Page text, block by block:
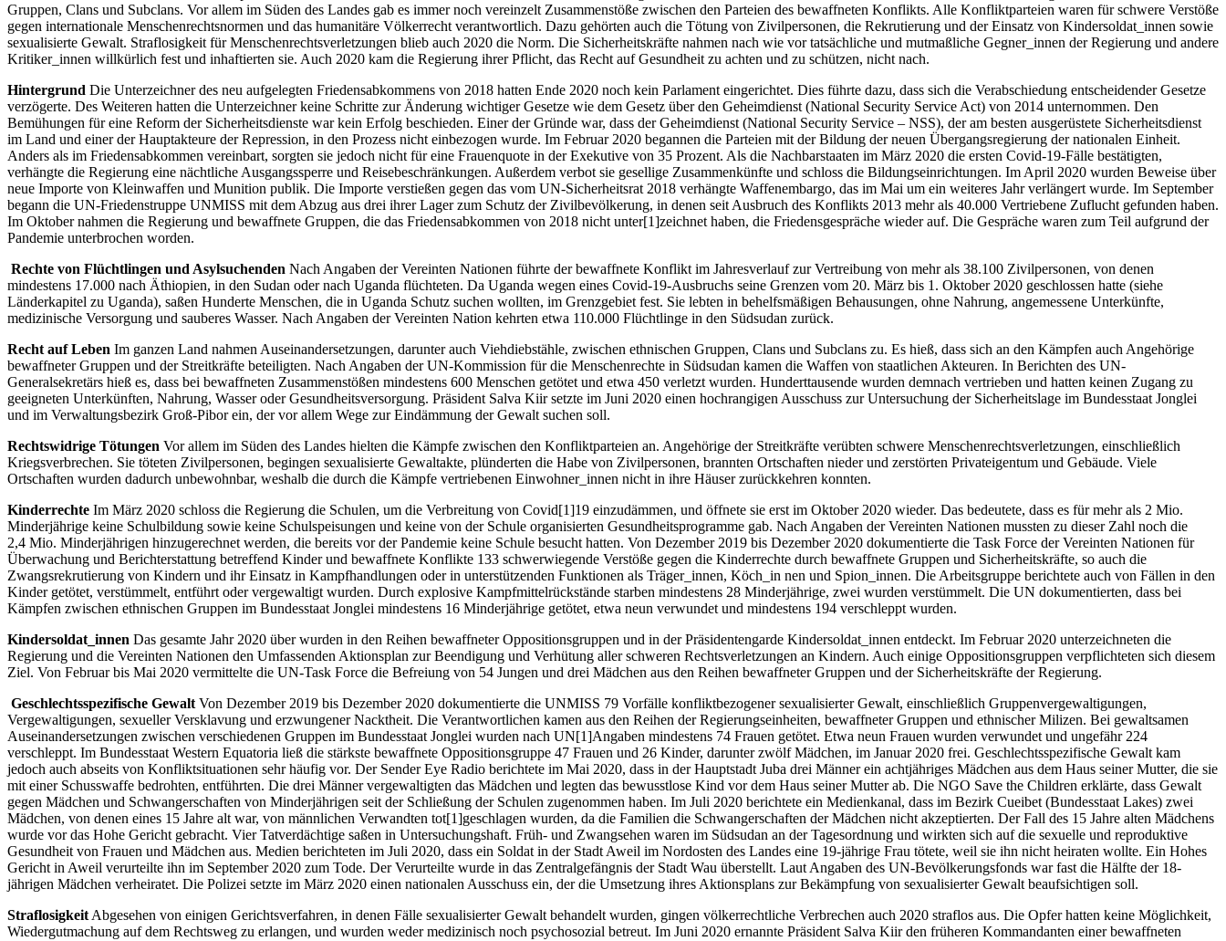
Gruppen, Clans und Subclans. Vor allem im Süden des Landes gab es immer noch vereinzelt Zusammenstöße zwischen den Parteien des bewaffneten Konflikts. Alle Konfliktparteien waren für schwere Verstöße
gegen internationale Menschenrechtsnormen und das humanitäre Völkerrecht verantwortlich. Dazu gehörten auch die Tötung von Zivilpersonen, die Rekrutierung und der Einsatz von Kindersoldat_innen sowie
sexualisierte Gewalt. Straflosigkeit für Menschenrechtsverletzungen blieb auch 2020 die Norm. Die Sicherheitskräfte nahmen nach wie vor tatsächliche und mutmaßliche Gegner_innen der Regierung und andere
Kritiker_innen willkürlich fest und inhaftierten sie. Auch 2020 kam die Regierung ihrer Pflicht, das Recht auf Gesundheit zu achten und zu schützen, nicht nach.
Hintergrund Die Unterzeichner des neu aufgelegten Friedensabkommens von 2018 hatten Ende 2020 noch kein Parlament eingerichtet. Dies führte dazu, dass sich die Verabschiedung entscheidender Gesetze
verzögerte. Des Weiteren hatten die Unterzeichner keine Schritte zur Änderung wichtiger Gesetze wie dem Gesetz über den Geheimdienst (National Security Service Act) von 2014 unternommen. Den
Bemühungen für eine Reform der Sicherheitsdienste war kein Erfolg beschieden. Einer der Gründe war, dass der Geheimdienst (National Security Service – NSS), der am besten ausgerüstete Sicherheitsdienst
im Land und einer der Hauptakteure der Repression, in den Prozess nicht einbezogen wurde. Im Februar 2020 begannen die Parteien mit der Bildung der neuen Übergangsregierung der nationalen Einheit.
Anders als im Friedensabkommen vereinbart, sorgten sie jedoch nicht für eine Frauenquote in der Exekutive von 35 Prozent. Als die Nachbarstaaten im März 2020 die ersten Covid-19-Fälle bestätigten,
verhängte die Regierung eine nächtliche Ausgangssperre und Reisebeschränkungen. Außerdem verbot sie gesellige Zusammenkünfte und schloss die Bildungseinrichtungen. Im April 2020 wurden Beweise über
neue Importe von Kleinwaffen und Munition publik. Die Importe verstießen gegen das vom UN-Sicherheitsrat 2018 verhängte Waffenembargo, das im Mai um ein weiteres Jahr verlängert wurde. Im September
begann die UN-Friedenstruppe UNMISS mit dem Abzug aus drei ihrer Lager zum Schutz der Zivilbevölkerung, in denen seit Ausbruch des Konflikts 2013 mehr als 40.000 Vertriebene Zuflucht gefunden haben.
Im Oktober nahmen die Regierung und bewaffnete Gruppen, die das Friedensabkommen von 2018 nicht unter[1]zeichnet haben, die Friedensgespräche wieder auf. Die Gespräche waren zum Teil aufgrund der
Pandemie unterbrochen worden.
Rechte von Flüchtlingen und Asylsuchenden Nach Angaben der Vereinten Nationen führte der bewaffnete Konflikt im Jahresverlauf zur Vertreibung von mehr als 38.100 Zivilpersonen, von denen
mindestens 17.000 nach Äthiopien, in den Sudan oder nach Uganda flüchteten. Da Uganda wegen eines Covid-19-Ausbruchs seine Grenzen vom 20. März bis 1. Oktober 2020 geschlossen hatte (siehe
Länderkapitel zu Uganda), saßen Hunderte Menschen, die in Uganda Schutz suchen wollten, im Grenzgebiet fest. Sie lebten in behelfsmäßigen Behausungen, ohne Nahrung, angemessene Unterkünfte,
medizinische Versorgung und sauberes Wasser. Nach Angaben der Vereinten Nation kehrten etwa 110.000 Flüchtlinge in den Südsudan zurück.
Recht auf Leben Im ganzen Land nahmen Auseinandersetzungen, darunter auch Viehdiebstähle, zwischen ethnischen Gruppen, Clans und Subclans zu. Es hieß, dass sich an den Kämpfen auch Angehörige
bewaffneter Gruppen und der Streitkräfte beteiligten. Nach Angaben der UN-Kommission für die Menschenrechte in Südsudan kamen die Waffen von staatlichen Akteuren. In Berichten des UN-
Generalsekretärs hieß es, dass bei bewaffneten Zusammenstößen mindestens 600 Menschen getötet und etwa 450 verletzt wurden. Hunderttausende wurden demnach vertrieben und hatten keinen Zugang zu
geeigneten Unterkünften, Nahrung, Wasser oder Gesundheitsversorgung. Präsident Salva Kiir setzte im Juni 2020 einen hochrangigen Ausschuss zur Untersuchung der Sicherheitslage im Bundesstaat Jonglei
und im Verwaltungsbezirk Groß-Pibor ein, der vor allem Wege zur Eindämmung der Gewalt suchen soll.
Rechtswidrige Tötungen Vor allem im Süden des Landes hielten die Kämpfe zwischen den Konfliktparteien an. Angehörige der Streitkräfte verübten schwere Menschenrechtsverletzungen, einschließlich
Kriegsverbrechen. Sie töteten Zivilpersonen, begingen sexualisierte Gewaltakte, plünderten die Habe von Zivilpersonen, brannten Ortschaften nieder und zerstörten Privateigentum und Gebäude. Viele
Ortschaften wurden dadurch unbewohnbar, weshalb die durch die Kämpfe vertriebenen Einwohner_innen nicht in ihre Häuser zurückkehren konnten.
Kinderrechte Im März 2020 schloss die Regierung die Schulen, um die Verbreitung von Covid[1]19 einzudämmen, und öffnete sie erst im Oktober 2020 wieder. Das bedeutete, dass es für mehr als 2 Mio.
Minderjährige keine Schulbildung sowie keine Schulspeisungen und keine von der Schule organisierten Gesundheitsprogramme gab. Nach Angaben der Vereinten Nationen mussten zu dieser Zahl noch die
2,4 Mio. Minderjährigen hinzugerechnet werden, die bereits vor der Pandemie keine Schule besucht hatten. Von Dezember 2019 bis Dezember 2020 dokumentierte die Task Force der Vereinten Nationen für
Überwachung und Berichterstattung betreffend Kinder und bewaffnete Konflikte 133 schwerwiegende Verstöße gegen die Kinderrechte durch bewaffnete Gruppen und Sicherheitskräfte, so auch die
Zwangsrekrutierung von Kindern und ihr Einsatz in Kampfhandlungen oder in unterstützenden Funktionen als Träger_innen, Köch_in nen und Spion_innen. Die Arbeitsgruppe berichtete auch von Fällen in den
Kinder getötet, verstümmelt, entführt oder vergewaltigt wurden. Durch explosive Kampfmittelrückstände starben mindestens 28 Minderjährige, zwei wurden verstümmelt. Die UN dokumentierten, dass bei
Kämpfen zwischen ethnischen Gruppen im Bundesstaat Jonglei mindestens 16 Minderjährige getötet, etwa neun verwundet und mindestens 194 verschleppt wurden.
Kindersoldat_innen Das gesamte Jahr 2020 über wurden in den Reihen bewaffneter Oppositionsgruppen und in der Präsidentengarde Kindersoldat_innen entdeckt. Im Februar 2020 unterzeichneten die
Regierung und die Vereinten Nationen den Umfassenden Aktionsplan zur Beendigung und Verhütung aller schweren Rechtsverletzungen an Kindern. Auch einige Oppositionsgruppen verpflichteten sich diesem
Ziel. Von Februar bis Mai 2020 vermittelte die UN-Task Force die Befreiung von 54 Jungen und drei Mädchen aus den Reihen bewaffneter Gruppen und der Sicherheitskräfte der Regierung.
Geschlechtsspezifische Gewalt Von Dezember 2019 bis Dezember 2020 dokumentierte die UNMISS 79 Vorfälle konfliktbezogener sexualisierter Gewalt, einschließlich Gruppenvergewaltigungen,
Vergewaltigungen, sexueller Versklavung und erzwungener Nacktheit. Die Verantwortlichen kamen aus den Reihen der Regierungseinheiten, bewaffneter Gruppen und ethnischer Milizen. Bei gewaltsamen
Auseinandersetzungen zwischen verschiedenen Gruppen im Bundesstaat Jonglei wurden nach UN[1]Angaben mindestens 74 Frauen getötet. Etwa neun Frauen wurden verwundet und ungefähr 224
verschleppt. Im Bundesstaat Western Equatoria ließ die stärkste bewaffnete Oppositionsgruppe 47 Frauen und 26 Kinder, darunter zwölf Mädchen, im Januar 2020 frei. Geschlechtsspezifische Gewalt kam
jedoch auch abseits von Konfliktsituationen sehr häufig vor. Der Sender Eye Radio berichtete im Mai 2020, dass in der Hauptstadt Juba drei Männer ein achtjähriges Mädchen aus dem Haus seiner Mutter, die sie
mit einer Schusswaffe bedrohten, entführten. Die drei Männer vergewaltigten das Mädchen und legten das bewusstlose Kind vor dem Haus seiner Mutter ab. Die NGO Save the Children erklärte, dass Gewalt
gegen Mädchen und Schwangerschaften von Minderjährigen seit der Schließung der Schulen zugenommen haben. Im Juli 2020 berichtete ein Medienkanal, dass im Bezirk Cueibet (Bundesstaat Lakes) zwei
Mädchen, von denen eines 15 Jahre alt war, von männlichen Verwandten tot[1]geschlagen wurden, da die Familien die Schwangerschaften der Mädchen nicht akzeptierten. Der Fall des 15 Jahre alten Mädchens
wurde vor das Hohe Gericht gebracht. Vier Tatverdächtige saßen in Untersuchungshaft. Früh- und Zwangsehen waren im Südsudan an der Tagesordnung und wirkten sich auf die sexuelle und reproduktive
Gesundheit von Frauen und Mädchen aus. Medien berichteten im Juli 2020, dass ein Soldat in der Stadt Aweil im Nordosten des Landes eine 19-jährige Frau tötete, weil sie ihn nicht heiraten wollte. Ein Hohes
Gericht in Aweil verurteilte ihn im September 2020 zum Tode. Der Verurteilte wurde in das Zentralgefängnis der Stadt Wau überstellt. Laut Angaben des UN-Bevölkerungsfonds war fast die Hälfte der 18-
jährigen Mädchen verheiratet. Die Polizei setzte im März 2020 einen nationalen Ausschuss ein, der die Umsetzung ihres Aktionsplans zur Bekämpfung von sexualisierter Gewalt beaufsichtigen soll.
Straflosigkeit Abgesehen von einigen Gerichtsverfahren, in denen Fälle sexualisierter Gewalt behandelt wurden, gingen völkerrechtliche Verbrechen auch 2020 straflos aus. Die Opfer hatten keine Möglichkeit,
Wiedergutmachung auf dem Rechtsweg zu erlangen, und wurden weder medizinisch noch psychosozial betreut. Im Juni 2020 ernannte Präsident Salva Kiir den früheren Kommandanten einer bewaffneten